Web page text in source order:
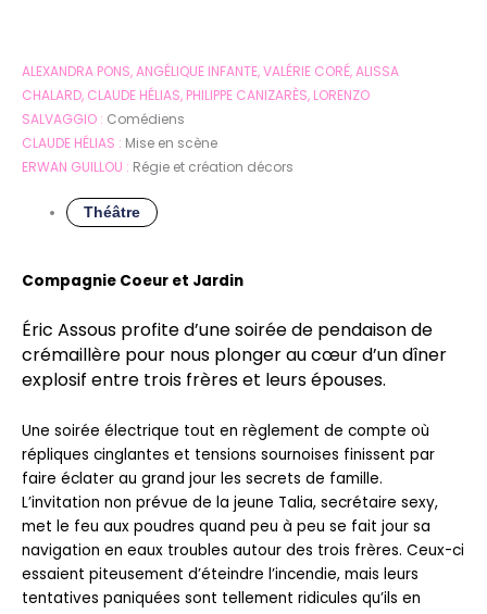
ALEXANDRA PONS, ANGÉLIQUE INFANTE, VALÉRIE CORÉ, ALISSA
CHALARD, CLAUDE HÉLIAS, PHILIPPE CANIZARÈS, LORENZO
SALVAGGIO : Comédiens
CLAUDE HÉLIAS : Mise en scène
ERWAN GUILLOU : Régie et création décors
Théâtre
Compagnie Coeur et Jardin
Éric Assous profite d’une soirée de pendaison de
crémaillère pour nous plonger au cœur d’un dîner
explosif entre trois frères et leurs épouses.
Une soirée électrique tout en règlement de compte où
répliques cinglantes et tensions sournoises finissent par
faire éclater au grand jour les secrets de famille.
L’invitation non prévue de la jeune Talia, secrétaire sexy,
met le feu aux poudres quand peu à peu se fait jour sa
navigation en eaux troubles autour des trois frères. Ceux-ci
essaient piteusement d’éteindre l’incendie, mais leurs
tentatives paniquées sont tellement ridicules qu’ils en